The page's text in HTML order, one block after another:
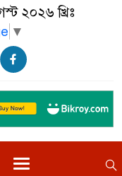
২০২৬ খ্রিঃ
▼